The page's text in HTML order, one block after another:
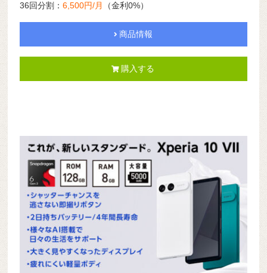
36回分割：6,500円/月 （金利0%）
商品情報
購入する